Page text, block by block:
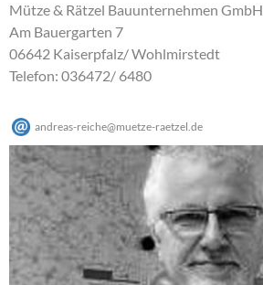
Mütze & Rätzel Bauunternehmen GmbH
Am Bauergarten 7
06642 Kaiserpfalz/ Wohlmirstedt
Telefon: 036472/ 6480
andreas-reiche@muetze-raetzel.de